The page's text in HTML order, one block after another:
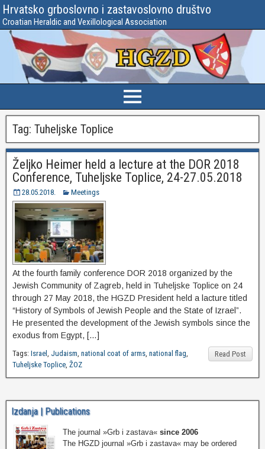
Hrvatsko grboslovno i zastavoslovno društvo
Croatian Heraldic and Vexillological Association
Tag: Tuheljske Toplice
Željko Heimer held a lecture at the DOR 2018
Conference, Tuheljske Toplice, 24-27.05.2018
28.05.2018. Meetings
At the fourth family conference DOR 2018 organized by the
Jewish Community of Zagreb, held in Tuheljske Toplice on 24
through 27 May 2018, the HGZD President held a lacture titled
“History of Symbols of Jewish People and the State of Izrael”.
He presented the development of the Jewish symbols since the
exodus from Egypt, […]
Read Post
Tags: Israel , Judaism, national coat of arms, national flag,
Tuheljske Toplice, ŽOZ
Izdanja | Publications
The journal »Grb i zastava« since 2006
The HGZD journal »Grb i zastava« may be ordered